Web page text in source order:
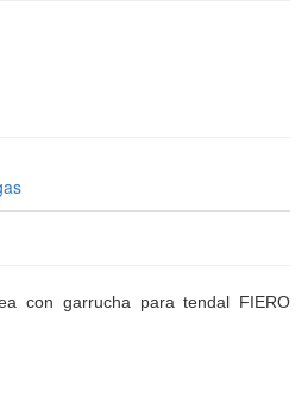
con garrucha para tendal FIERO